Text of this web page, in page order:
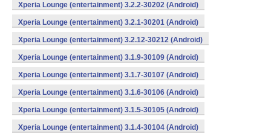
Xperia Lounge (entertainment) 3.2.2-30202 (Android)
Xperia Lounge (entertainment) 3.2.1-30201 (Android)
Xperia Lounge (entertainment) 3.2.12-30212 (Android)
Xperia Lounge (entertainment) 3.1.9-30109 (Android)
Xperia Lounge (entertainment) 3.1.7-30107 (Android)
Xperia Lounge (entertainment) 3.1.6-30106 (Android)
Xperia Lounge (entertainment) 3.1.5-30105 (Android)
Xperia Lounge (entertainment) 3.1.4-30104 (Android)